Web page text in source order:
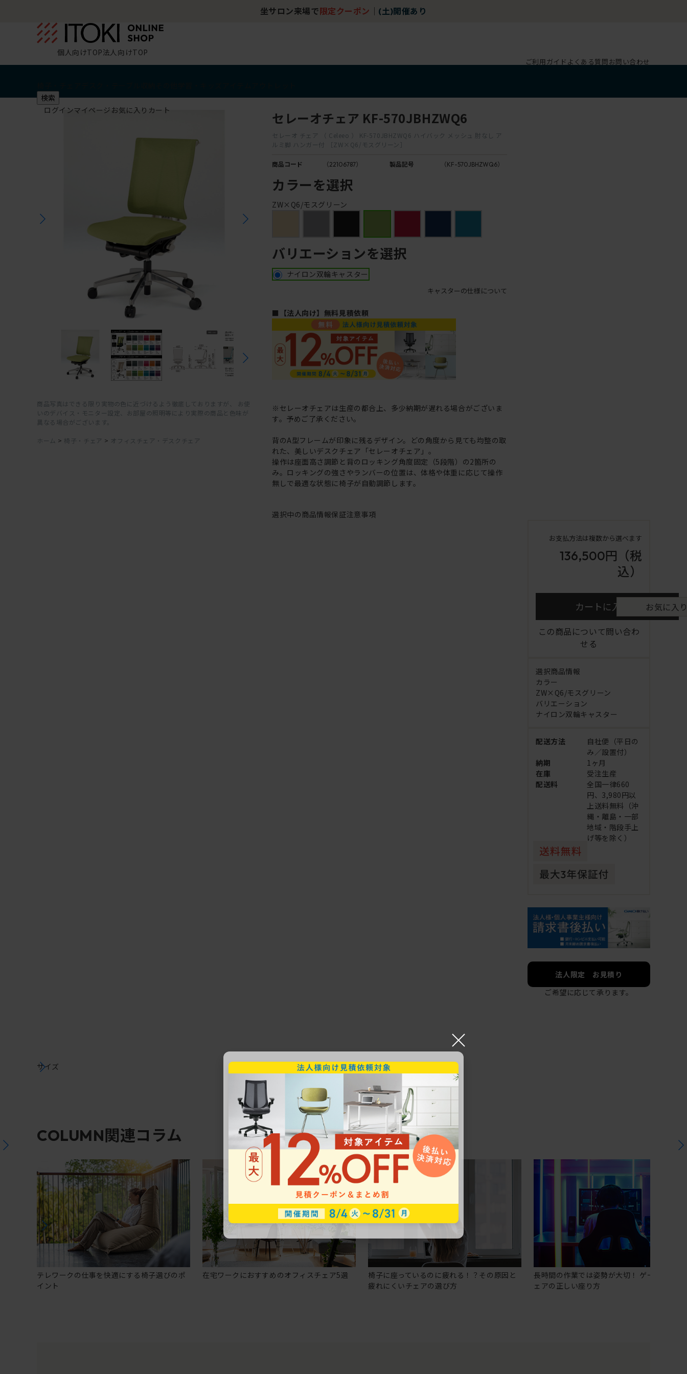
坐サロン来場で 限定クーポン (土)開催あり
個人向けTOP法人向けTOP
ご利用ガイド よくある質問お問い合わせ
検索
ログインマイページ お気に入り カート
商品写真はできる限り実物の色に近づけるよう徹底しておりますが、 お使
いのデバイス・モニター設定、お部屋の照明等により実際の商品と色味が
異なる場合がございます。
ホーム > 椅子・チェア > オフィスチェア・デスクチェア
セレーオチェア KF-570JBHZWQ6
セレーオ チェア （ Celeeo ） KF-570JBHZWQ6 ハイバック メッシュ 肘なし ア
ルミ脚 ハンガー付 ［ZW×Q6/モスグリーン］
商品コード （22106787） 製品記号 （KF-570JBHZWQ6）
カラーを選択
ZW×Q6/モスグリーン
バリエーションを選択
ナイロン双輪キャスター
キャスターの仕様について
■【法人向け】無料見積依頼
※セレーオチェアは生産の都合上、多少納期が遅れる場合がございま
す。予めご了承ください。
背のA型フレームが印象に残るデザイン。どの角度から見ても均整の取
れた、美しいデスクチェア「セレーオチェア」。
操作は座面高さ調節と背のロッキング角度固定（5段階）の2箇所の
み。ロッキングの強さやランバーの位置は、体格や体重に応じて操作
無しで最適な状態に椅子が自動調節します。
選択中の商品情報保証注意事項
お支払方法は複数から選べます
136,500円 （税
込）
カートに入れる お気に入
この商品について問い合わ
せる
選択商品情報
カラー
ZW×Q6/モスグリーン
バリエーション
ナイロン双輪キャスター
配送方法
自社便（平日の
み／設置付）
納期
1ヶ月
在庫
受注生産
配送料
全国一律660
円、3,980円以
上送料無料（沖
縄・離島・一部
地域・階段手上
げ等を除く）
法人限定 お見積り
ご希望に応じて承ります。
サイズ
COLUMN関連コラム
テレワークの仕事を快適にする椅子選びのポ
イント
在宅ワークにおすすめのオフィスチェア5選
椅子に座っているのに疲れる！？その原因と
疲れにくいチェアの選び方
長時間の作業では姿勢が大切！ ゲーミングチ
ェアの正しい座り方
×